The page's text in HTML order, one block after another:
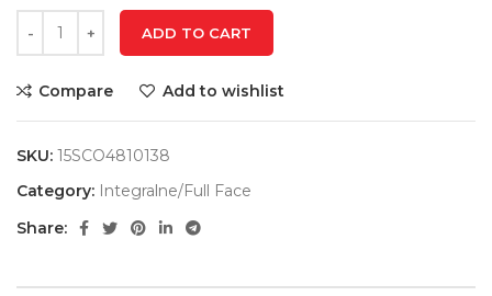
ADD TO CART
Compare Add to wishlist
SKU: 15SCO4810138
Category: Integralne/Full Face
Share: